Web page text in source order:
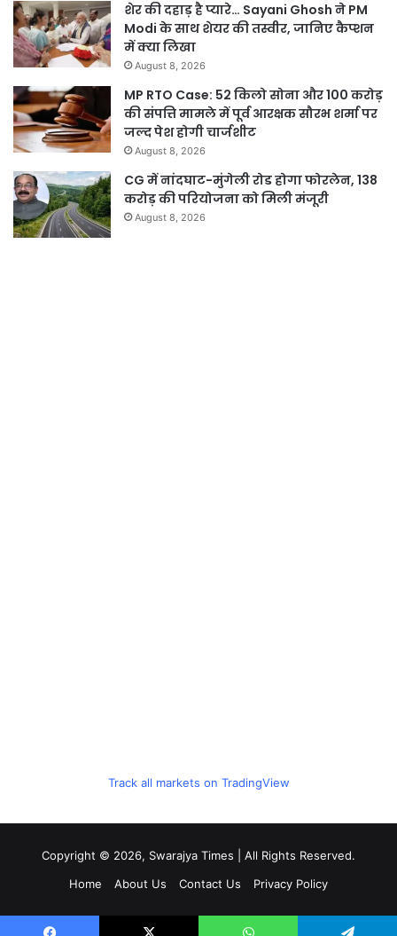
शेर की दहाड़ है प्यारे… Sayani Ghosh ने PM
Modi के साथ शेयर की तस्वीर, जानिए कैप्शन
में क्या लिखा
August 8, 2026
MP RTO Case: 52 किलो सोना और 100 करोड़
की संपत्ति मामले में पूर्व आरक्षक सौरभ शर्मा पर
जल्द पेश होगी चार्जशीट
August 8, 2026
CG में नांदघाट-मुंगेली रोड होगा फोरलेन, 138
करोड़ की परियोजना को मिली मंजूरी
August 8, 2026
Track all markets on TradingView
Copyright © 2026, Swarajya Times | All Rights Reserved.
Home
About Us Contact Us Privacy Policy